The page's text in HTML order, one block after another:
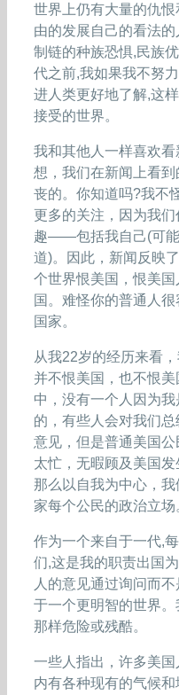
世界上仍有大量的仇
由的发展自己的看法
制链的种族恐惧,民族
代之前,我如果我不努
进人类更好地了解,这
接受的世界。
我和其他人一样喜欢
想，我们在新闻上看
丧的。你知道吗?我不
更多的关注，因为我
趣——包括我自己(可能
道)。因此，新闻反映
个世界恨美国，恨美国
国。难怪你的普通人
国家。
从我22岁的经历来看
并不恨美国，也不恨
中，没有一个人因为
的，有些人会对我们
意见，但是普通美国
太忙，无暇顾及美国
那么以自我为中心，
家每个公民的政治立场
作为一个来自于一代,
们,这是我的职责出国
人的意见通过询问而
于一个更明智的世界
那样危险或残酷。
一些人指出，许多美
内有各种现有的气候